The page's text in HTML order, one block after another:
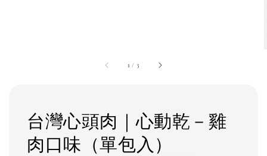
1 / 3
台灣心頭肉｜心動乾－雞
肉口味（單包入）